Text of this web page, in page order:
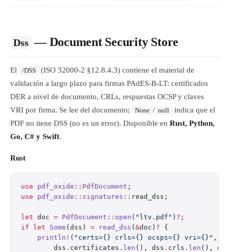
Dss — Document Security Store
El /DSS
(ISO 32000-2 §12.8.4.3) contiene el material de
validación a largo plazo para firmas PAdES-B-LT: certificados
DER a nivel de documento, CRLs, respuestas OCSP y claves
VRI por firma. Se lee del documento;
None / null
indica que el
PDF no tiene DSS (no es un error). Disponible en Rust, Python,
Go, C# y Swift.
Rust
use pdf_oxide :: PdfDocument ;
use pdf_oxide :: signatures :: read_dss;
let doc = PdfDocument :: open ( "ltv.pdf" ) ? ;
if let Some (dss) = read_dss ( &doc) ? {
    println!
( "certs={} crls={} ocsps={} vri={}" ,
        dss
. certificates . len (), dss . crls . len (), dss